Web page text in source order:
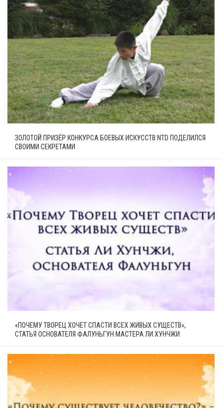
ЗОЛОТОЙ ПРИЗЁР КОНКУРСА БОЕВЫХ ИСКУССТВ NTD ПОДЕЛИЛСЯ
СВОИМИ СЕКРЕТАМИ
«ПОЧЕМУ ТВОРЕЦ ХОЧЕТ СПАСТИ ВСЕХ ЖИВЫХ СУЩЕСТВ»,
СТАТЬЯ ОСНОВАТЕЛЯ ФАЛУНЬГУН МАСТЕРА ЛИ ХУНЧЖИ